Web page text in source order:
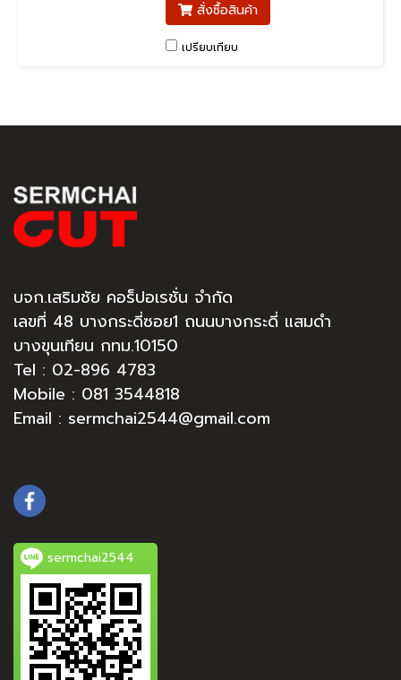
สั่งซื้อสินค้า
เปรียบเทียบ
บจก.เสริมชัย คอร็ปอเรชั่น จำกัด
เลขที่ 48 บางกระดี่ซอย1 ถนนบางกระดี่ แสมดำ
บางขุนเทียน กทม.10150
Tel : 02-896 4783
Mobile : 081 3544818
Email : sermchai2544@gmail.com
sermchai2544